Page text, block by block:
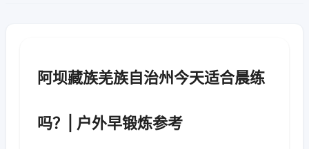
阿坝藏族羌族自治州今天适合晨练
吗？| 户外早锻炼参考